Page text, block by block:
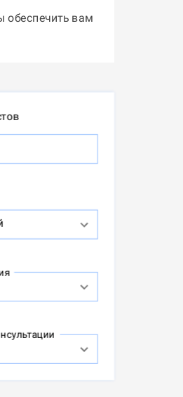
обеспечить вам